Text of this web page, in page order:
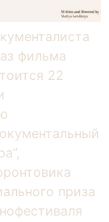
фильма
22
приза